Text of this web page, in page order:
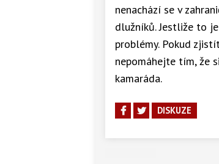
nenachází se v
dlužníků. Jestliže to
problémy. Pokud
nepomáhejte tím, že
kamaráda.
DISKUZE